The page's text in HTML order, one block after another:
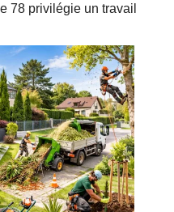
78 privilégie un travail